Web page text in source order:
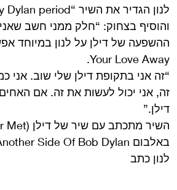
לנון הגדיר את השיר “me in my Dylan period”.
והוסיף בצחוק: “חלק ממני חשב
Your Love Away.
“זה אני בתקופת דילן שלי שוב.
זה, אני יכול לעשות את זה. אם
דילן.”
באלבום Another Side Of Bob Dylan מ 1964.
לנון כתב